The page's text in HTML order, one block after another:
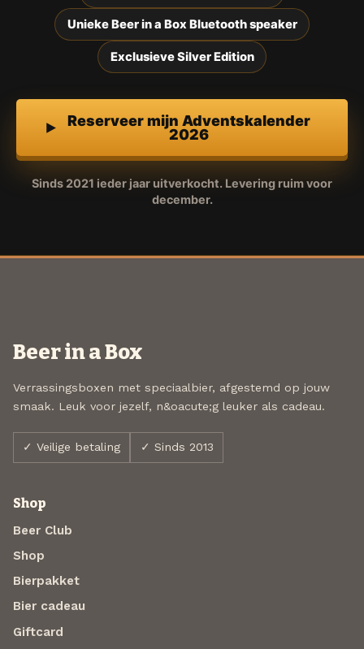
Unieke Beer in a Box Bluetooth speaker
Exclusieve Silver Edition
Reserveer mijn Adventskalender
2026
Sinds 2021 ieder jaar uitverkocht. Levering ruim voor
december.
Beer in a Box
Verrassingsboxen met speciaalbier, afgestemd op jouw
smaak. Leuk voor jezelf, n&oacute;g leuker als cadeau.
✓ Veilige betaling ✓ Sinds 2013
Shop
Beer Club
Shop
Bierpakket
Bier cadeau
Giftcard